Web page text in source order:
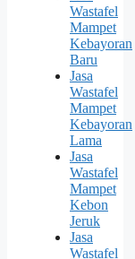
Wastafel
Mampet
Kebayoran
Baru
Jasa
Wastafel
Mampet
Kebayoran
Lama
Jasa
Wastafel
Mampet
Kebon
Jeruk
Jasa
Wastafel